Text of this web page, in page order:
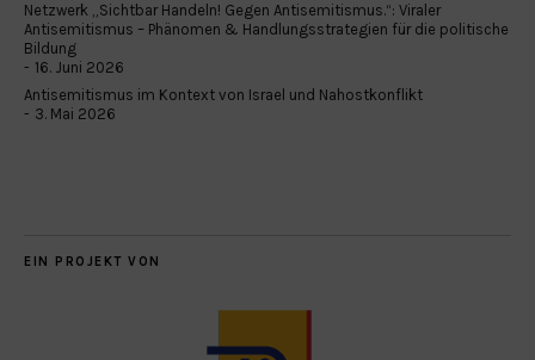
Netzwerk „Sichtbar Handeln! Gegen Antisemitismus.“: Viraler
Antisemitismus – Phänomen & Handlungsstrategien für die politische
Bildung
16. Juni 2026
Antisemitismus im Kontext von Israel und Nahostkonflikt
3. Mai 2026
EIN PROJEKT VON